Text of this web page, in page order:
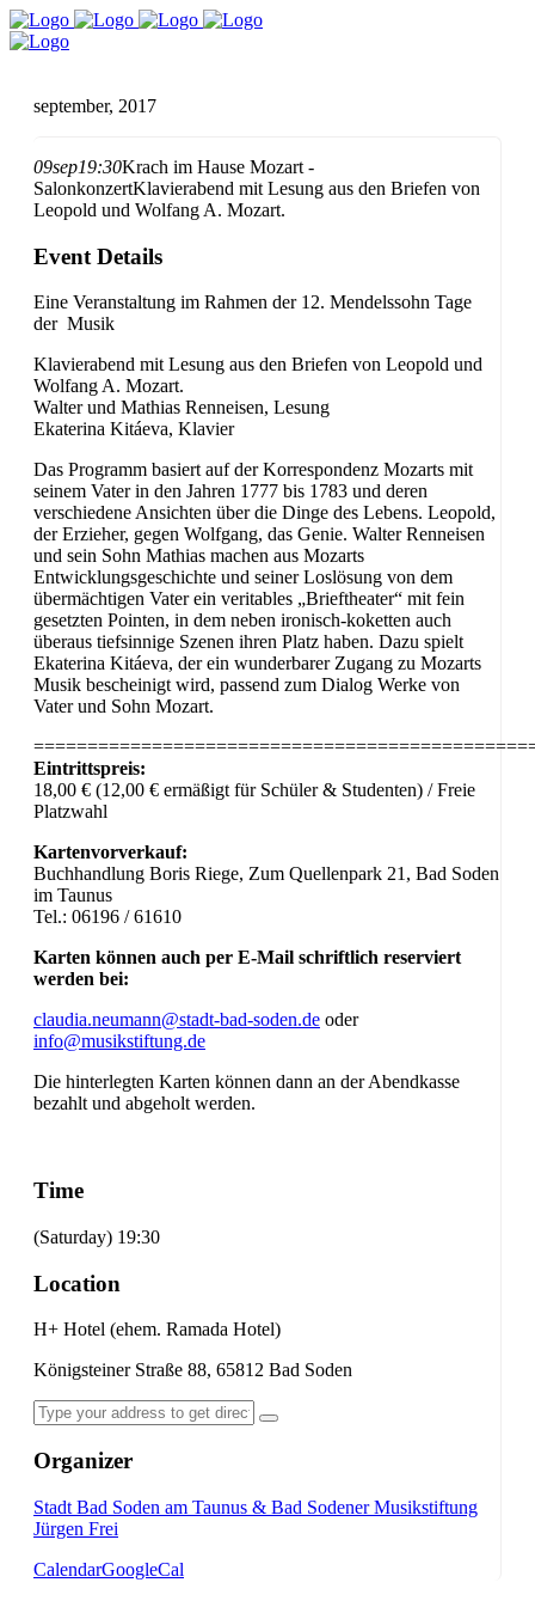
september, 2017
09sep19:30Krach im Hause Mozart -
SalonkonzertKlavierabend mit Lesung aus den Briefen von
Leopold und Wolfang A. Mozart.
Event Details
Eine Veranstaltung im Rahmen der 12. Mendelssohn Tage
der Musik
Klavierabend mit Lesung aus den Briefen von Leopold und
Wolfang A. Mozart.
Walter und Mathias Renneisen, Lesung
Ekaterina Kitáeva, Klavier
Das Programm basiert auf der Korrespondenz Mozarts mit
seinem Vater in den Jahren 1777 bis 1783 und deren
verschiedene Ansichten über die Dinge des Lebens. Leopold,
der Erzieher, gegen Wolfgang, das Genie. Walter Renneisen
und sein Sohn Mathias machen aus Mozarts
Entwicklungsgeschichte und seiner Loslösung von dem
übermächtigen Vater ein veritables „Brieftheater“ mit fein
gesetzten Pointen, in dem neben ironisch-koketten auch
überaus tiefsinnige Szenen ihren Platz haben. Dazu spielt
Ekaterina Kitáeva, der ein wunderbarer Zugang zu Mozarts
Musik bescheinigt wird, passend zum Dialog Werke von
Vater und Sohn Mozart.
Eintrittspreis:
18,00 € (12,00 € ermäßigt für Schüler & Studenten) / Freie
Platzwahl
Kartenvorverkauf:
Buchhandlung Boris Riege, Zum Quellenpark 21, Bad Soden
im Taunus
Tel.: 06196 / 61610
Karten können auch per E-Mail schriftlich reserviert
werden bei:
claudia.neumann@stadt-bad-soden.de oder
info@musikstiftung.de
Die hinterlegten Karten können dann an der Abendkasse
bezahlt und abgeholt werden.
Time
(Saturday) 19:30
Location
H+ Hotel (ehem. Ramada Hotel)
Königsteiner Straße 88, 65812 Bad Soden
Organizer
Stadt Bad Soden am Taunus & Bad Sodener Musikstiftung
Jürgen Frei
CalendarGoogleCal